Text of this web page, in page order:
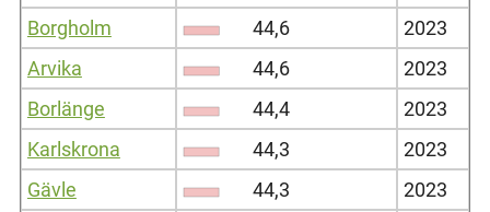
Borgholm
44,6
2023
Arvika
44,6
2023
Borlänge
44,4
2023
Karlskrona
44,3
2023
Gävle
44,3
2023